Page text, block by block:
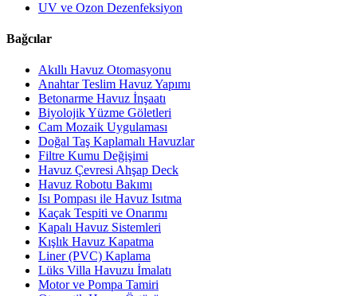
UV ve Ozon Dezenfeksiyon
Bağcılar
Akıllı Havuz Otomasyonu
Anahtar Teslim Havuz Yapımı
Betonarme Havuz İnşaatı
Biyolojik Yüzme Göletleri
Cam Mozaik Uygulaması
Doğal Taş Kaplamalı Havuzlar
Filtre Kumu Değişimi
Havuz Çevresi Ahşap Deck
Havuz Robotu Bakımı
Isı Pompası ile Havuz Isıtma
Kaçak Tespiti ve Onarımı
Kapalı Havuz Sistemleri
Kışlık Havuz Kapatma
Liner (PVC) Kaplama
Lüks Villa Havuzu İmalatı
Motor ve Pompa Tamiri